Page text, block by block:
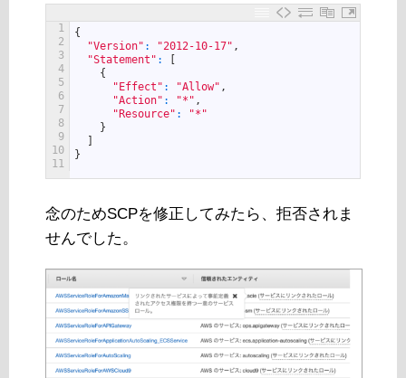
1
2
3
4
5
6
7
8
9
10
11
{
"Version" : "2012-10-17" ,
"Statement" :
{
"Effect" : "Allow" ,
"Action" : "*" ,
"Resource" :
"*"
}
}
念のためSCPを修正してみたら、拒否されま
せんでした。